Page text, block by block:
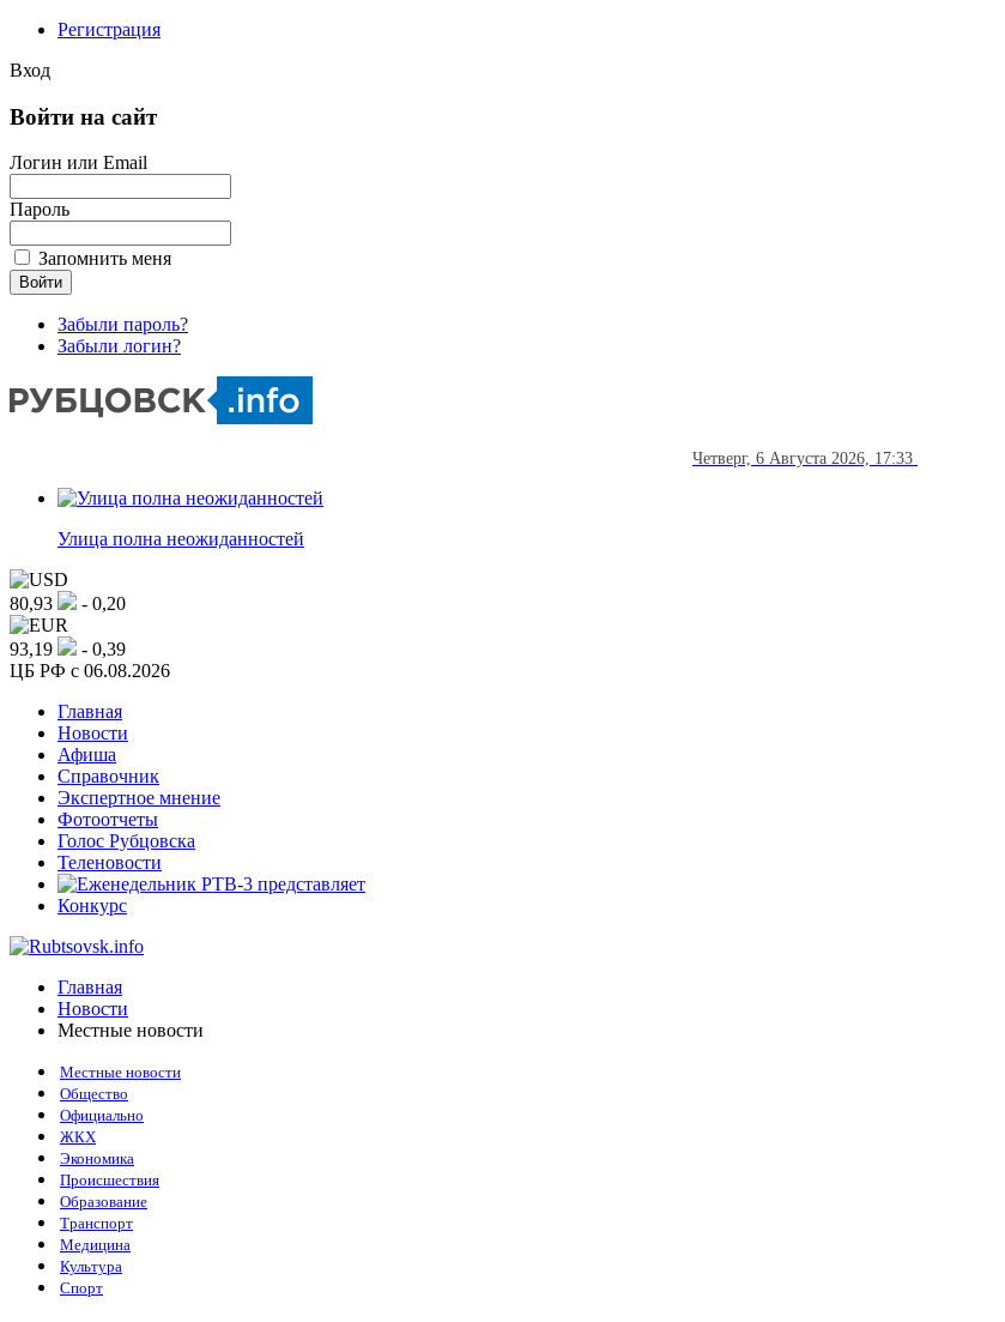
Регистрация
Вход
Войти на сайт
Логин или Email
Пароль
Запомнить меня
Забыли пароль?
Забыли логин?
Четверг, 6 Августа 2026, 17:33
Улица полна неожиданностей
80,93 - 0,20
93,19
- 0,39
ЦБ РФ c 06.08.2026
Главная
Новости
Афиша
Справочник
Экспертное мнение
Фотоотчеты
Голос Рубцовска
Теленовости
Конкурс
Главная
Новости
Местные новости
Местные новости
Общество
Официально
ЖКХ
Экономика
Происшествия
Образование
Транспорт
Медицина
Культура
Спорт